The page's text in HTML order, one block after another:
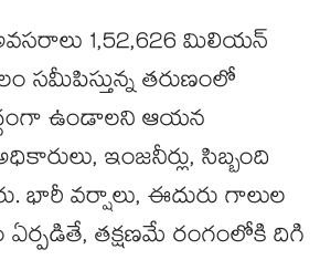
1,52,626 మిలియన్
సమీపిస్తున్న తరుణంలో
ఉండాల‌‌‌‌‌‌‌‌‌‌‌‌‌‌‌‌‌‌‌‌‌‌‌‌‌‌‌‌‌‌‌‌‌‌‌‌‌‌‌‌‌‌‌‌‌‌‌‌‌‌‌‌‌‌‌‌‌‌‌‌‌‌‌‌‌‌‌‌‌‌‌‌‌‌‌‌‌‌‌‌‌‌‌‌‌‌‌‌‌‌‌‌‌‌‌‌‌‌‌‌‌‌‌‌‌‌‌‌‌‌‌‌‌‌‌‌‌‌‌‌‌‌‌‌‌‌‌‌ని ఆయ‌‌‌‌‌‌‌‌‌‌‌‌‌‌‌‌‌‌‌‌‌‌‌‌‌‌‌‌‌‌‌‌‌‌‌‌‌‌‌‌‌‌‌‌‌‌‌‌‌‌‌‌‌‌‌‌‌‌‌‌‌‌‌‌‌‌‌‌‌‌‌‌‌‌‌‌‌‌‌‌‌‌‌‌‌‌‌‌‌‌‌‌‌‌‌‌‌‌‌‌‌‌‌‌‌‌‌‌‌‌‌‌‌‌‌‌‌‌‌‌‌‌‌‌‌‌‌‌న
ఇంజనీర్లు, సిబ్బంది
వర్షాలు, ఈదురు గాలుల
తక్షణమే రంగంలోకి దిగి